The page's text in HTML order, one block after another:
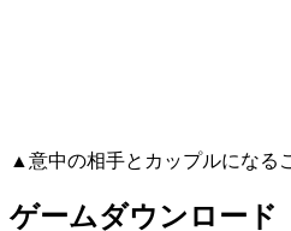
▲意中の相手とカップルになる
ゲームダウンロード